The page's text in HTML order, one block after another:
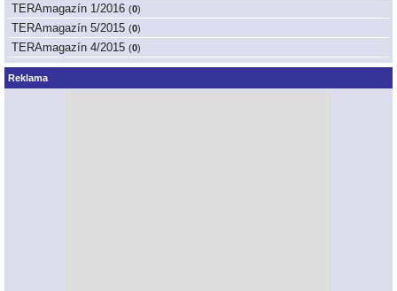
TERAmagazín 1/2016 (0)
TERAmagazín 5/2015 (0)
TERAmagazín 4/2015 (0)
Reklama